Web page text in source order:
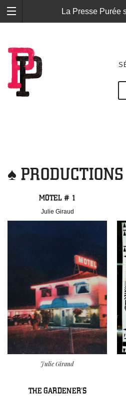
La Presse Purée
♠
MOTEL # 1
Julie Giraud
Julie Giraud
THE GARDENER’S